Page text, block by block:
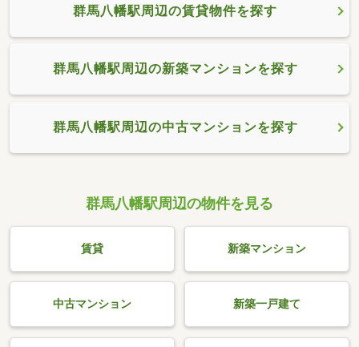
群馬八幡駅周辺の賃貸物件を探す
群馬八幡駅周辺の新築マンションを探す
群馬八幡駅周辺の中古マンションを探す
群馬八幡駅周辺の物件を見る
賃貸 新築マンション
中古マンション 新築一戸建て